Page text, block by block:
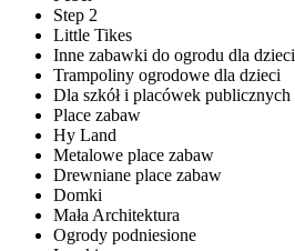
Step 2
Little Tikes
Inne zabawki do ogrodu dla dzieci
Trampoliny ogrodowe dla dzieci
Dla szkół i placówek publicznych
Place zabaw
Hy Land
Metalowe place zabaw
Drewniane place zabaw
Domki
Mała Architektura
Ogrody podniesione